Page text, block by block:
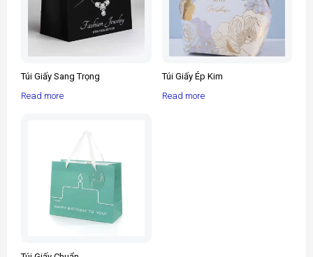
Túi Giấy Sang Trọng
Read more
Túi Giấy Ép Kim
Read more